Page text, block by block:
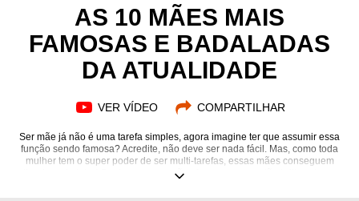
AUTOAJUDA
MENSAGENS E FRASES MENSAGENS DE ANIVERSÁRIO
ENTRETENIMENTO FAMOSOS
AS 10 MÃES MAIS
FAMOSAS E BADALADAS
DA ATUALIDADE
VER VÍDEO COMPARTILHAR
Ser mãe já não é uma tarefa simples, agora imagine ter que assumir essa
função sendo famosa? Acredite, não deve ser nada fácil. Mas, como toda
mulher tem o super poder de ser multi-tarefas, essas mães conseguem
tirar isso de letra! Conheça as mamães famosas que estão brilhando na